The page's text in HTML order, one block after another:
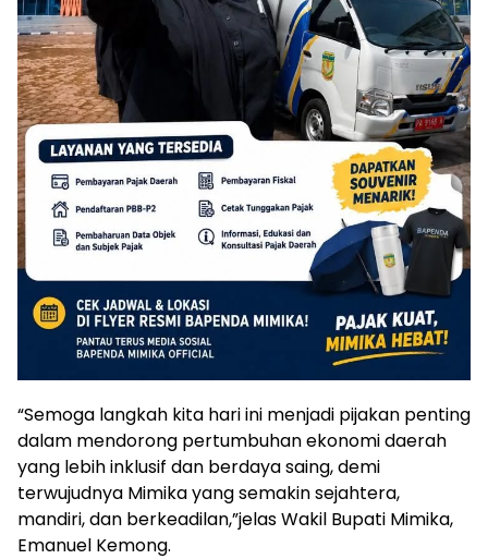
“Semoga langkah kita hari ini menjadi pijakan penting
dalam mendorong pertumbuhan ekonomi daerah
yang lebih inklusif dan berdaya saing, demi
terwujudnya Mimika yang semakin sejahtera,
mandiri, dan berkeadilan,”jelas Wakil Bupati Mimika,
Emanuel Kemong.